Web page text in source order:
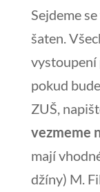
Sejdeme
šaten.
vystoupení
pokud
ZUŠ,
vezmeme
mají
džíny) M.